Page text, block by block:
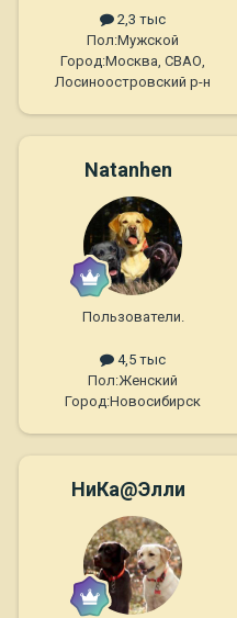
2,3 тыс
Пол:Мужской
Город:Москва, СВАО,
Лосиноостровский р-н
Natanhen
Пользователи.
4,5 тыс
Пол:Женский
Город:Новосибирск
НиКа@Элли